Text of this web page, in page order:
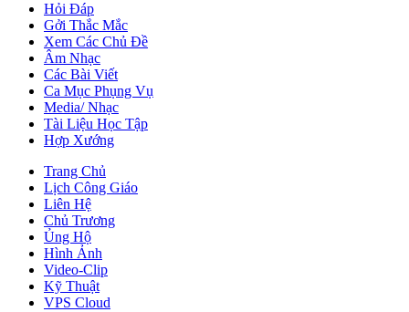
Hỏi Đáp
Gởi Thắc Mắc
Xem Các Chủ Đề
Âm Nhạc
Các Bài Viết
Ca Mục Phụng Vụ
Media/ Nhạc
Tài Liệu Học Tập
Hợp Xướng
Trang Chủ
Lịch Công Giáo
Liên Hệ
Chủ Trương
Ủng Hộ
Hình Ảnh
Video-Clip
Kỹ Thuật
VPS Cloud